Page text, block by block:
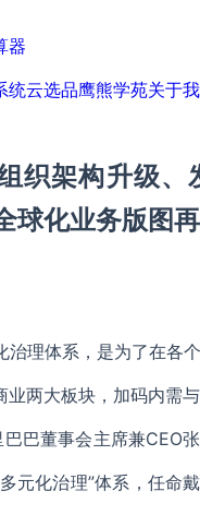
器
统云选品鹰熊学苑关于
织架构升级、
球化业务版图
治理体系，是为了在各
两大板块，加码内需与
巴董事会主席兼CEO
元化治理”体系，任命